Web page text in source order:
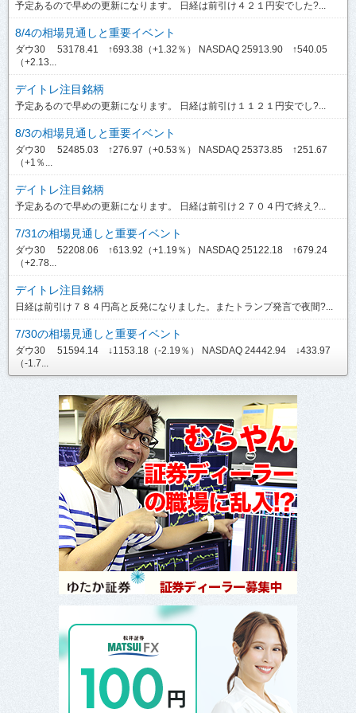
予定あるので早めの更新になります。 日経は前引け４２１円安でした?...
8/4の相場見通しと重要イベント
ダウ30 53178.41 ↑693.38（+1.32％） NASDAQ 25913.90 ↑540.05
（+2.13...
デイトレ注目銘柄
予定あるので早めの更新になります。 日経は前引け１１２１円安でし?...
8/3の相場見通しと重要イベント
ダウ30 52485.03 ↑276.97（+0.53％） NASDAQ 25373.85 ↑251.67
（+1％...
デイトレ注目銘柄
予定あるので早めの更新になります。 日経は前引け２７０４円で終え?...
7/31の相場見通しと重要イベント
ダウ30 52208.06 ↑613.92（+1.19％） NASDAQ 25122.18 ↑679.24
（+2.78...
デイトレ注目銘柄
日経は前引け７８４円高と反発になりました。またトランプ発言で夜間?...
7/30の相場見通しと重要イベント
ダウ30 51594.14 ↓1153.18（-2.19％） NASDAQ 24442.94 ↓433.97
（-1.7...